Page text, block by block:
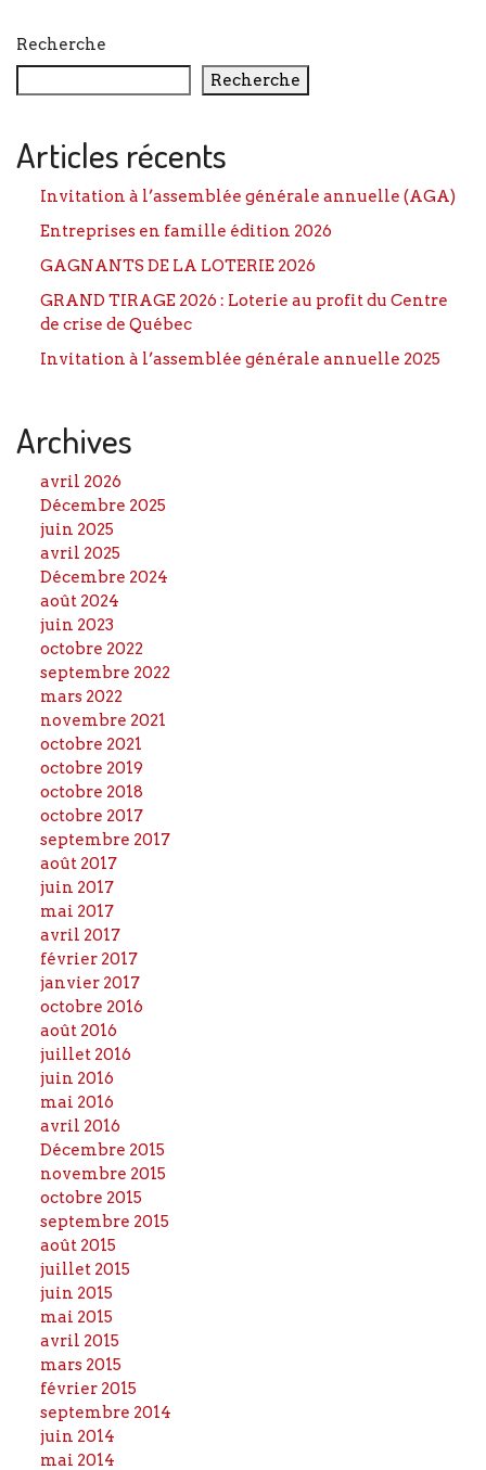
Recherche
Recherche
Articles récents
Invitation à l’assemblée générale annuelle (AGA)
Entreprises en famille édition 2026
GAGNANTS DE LA LOTERIE 2026
GRAND TIRAGE 2026 : Loterie au profit du Centre
de crise de Québec
Invitation à l’assemblée générale annuelle 2025
Archives
avril 2026
Décembre 2025
juin 2025
avril 2025
Décembre 2024
août 2024
juin 2023
octobre 2022
septembre 2022
mars 2022
novembre 2021
octobre 2021
octobre 2019
octobre 2018
octobre 2017
septembre 2017
août 2017
juin 2017
mai 2017
avril 2017
février 2017
janvier 2017
octobre 2016
août 2016
juillet 2016
juin 2016
mai 2016
avril 2016
Décembre 2015
novembre 2015
octobre 2015
septembre 2015
août 2015
juillet 2015
juin 2015
mai 2015
avril 2015
mars 2015
février 2015
septembre 2014
juin 2014
mai 2014